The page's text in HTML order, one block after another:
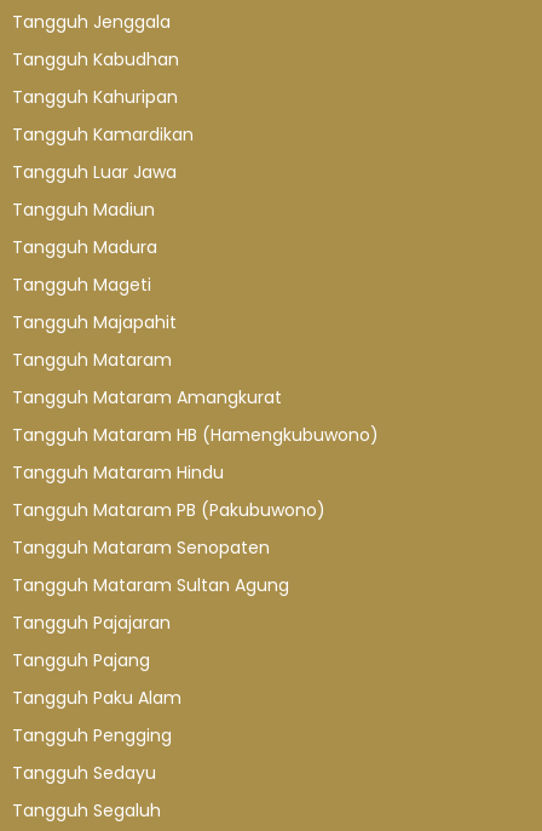
Tangguh Jenggala
Tangguh Kabudhan
Tangguh Kahuripan
Tangguh Kamardikan
Tangguh Luar Jawa
Tangguh Madiun
Tangguh Madura
Tangguh Mageti
Tangguh Majapahit
Tangguh Mataram
Tangguh Mataram Amangkurat
Tangguh Mataram HB (Hamengkubuwono)
Tangguh Mataram Hindu
Tangguh Mataram PB (Pakubuwono)
Tangguh Mataram Senopaten
Tangguh Mataram Sultan Agung
Tangguh Pajajaran
Tangguh Pajang
Tangguh Paku Alam
Tangguh Pengging
Tangguh Sedayu
Tangguh Segaluh